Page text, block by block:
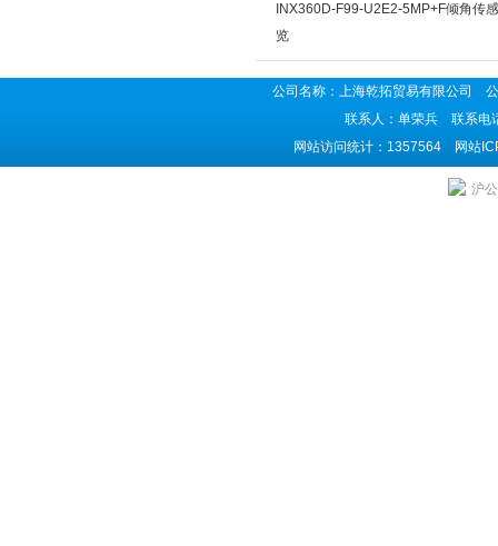
INX360D-F99-U2E2-5MP+F倾角传
览
公司名称：上海乾拓贸易有限公司
联系人：单荣兵 联系电
网站访问统计：1357564 网站
沪